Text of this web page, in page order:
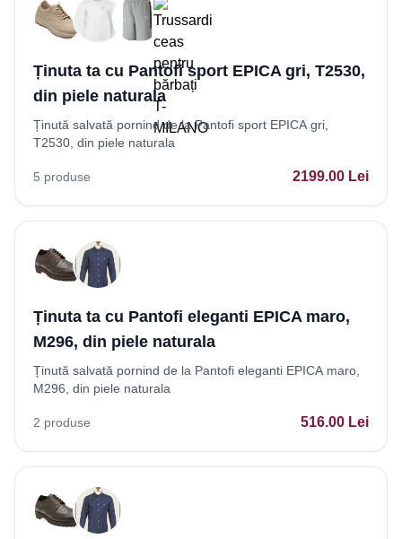
Ținuta ta cu Pantofi sport EPICA gri, T2530,
din piele naturala
Ținută salvată pornind de la Pantofi sport EPICA gri,
T2530, din piele naturala
5 produse 2199.00 Lei
Ținuta ta cu Pantofi eleganti EPICA maro,
M296, din piele naturala
Ținută salvată pornind de la Pantofi eleganti EPICA maro,
M296, din piele naturala
2 produse 516.00 Lei